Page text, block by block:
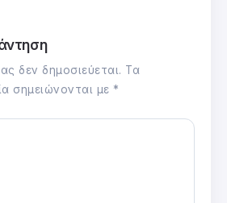
δεν δημοσιεύεται. Τα
σημειώνονται με *